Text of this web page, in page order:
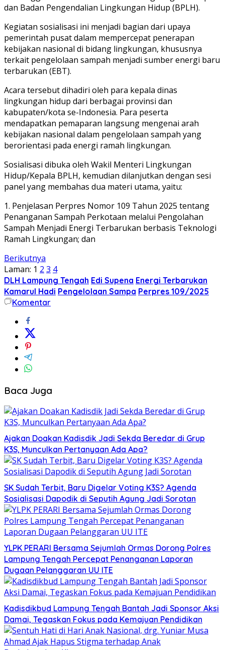
dan Badan Pengendalian Lingkungan Hidup (BPLH).
Kegiatan sosialisasi ini menjadi bagian dari upaya
pemerintah pusat dalam mempercepat penerapan
kebijakan nasional di bidang lingkungan, khususnya
terkait pengelolaan sampah menjadi sumber energi baru
terbarukan (EBT).
Acara tersebut dihadiri oleh para kepala dinas
lingkungan hidup dari berbagai provinsi dan
kabupaten/kota se-Indonesia. Para peserta
mendapatkan pemaparan langsung mengenai arah
kebijakan nasional dalam pengelolaan sampah yang
berorientasi pada energi ramah lingkungan.
Sosialisasi dibuka oleh Wakil Menteri Lingkungan
Hidup/Kepala BPLH, kemudian dilanjutkan dengan sesi
panel yang membahas dua materi utama, yaitu:
1. Penjelasan Perpres Nomor 109 Tahun 2025 tentang
Penanganan Sampah Perkotaan melalui Pengolahan
Sampah Menjadi Energi Terbarukan berbasis Teknologi
Ramah Lingkungan; dan
Berikutnya
Laman: 1 2 3 4
DLH Lampung Tengah Edi Supena Energi Terbarukan
Kamarul Hadi Pengelolaan Sampa Perpres 109/2025
Komentar
Baca Juga
Ajakan Doakan Kadisdik Jadi Sekda Beredar di Grup
K3S, Munculkan Pertanyaan Ada Apa?
SK Sudah Terbit, Baru Digelar Voting K3S? Agenda
Sosialisasi Dapodik di Seputih Agung Jadi Sorotan
YLPK PERARI Bersama Sejumlah Ormas Dorong Polres
Lampung Tengah Percepat Penanganan Laporan
Dugaan Pelanggaran UU ITE
Kadisdikbud Lampung Tengah Bantah Jadi Sponsor Aksi
Damai, Tegaskan Fokus pada Kemajuan Pendidikan